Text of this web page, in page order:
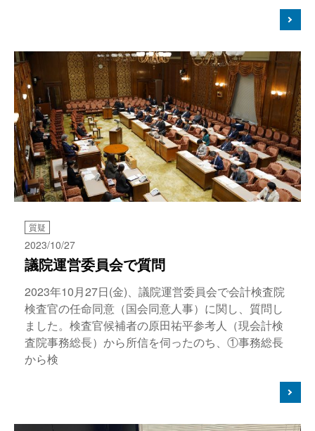
質疑
2023/10/27
議院運営委員会で質問
2023年10月27日(金)、議院運営委員会で会計検査院
検査官の任命同意（国会同意人事）に関し、質問し
ました。検査官候補者の原田祐平参考人（現会計検
査院事務総長）から所信を伺ったのち、①事務総長
から検